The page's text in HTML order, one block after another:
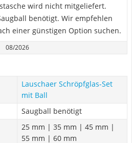
wird nicht mitgeliefert.
benötigt. Wir empfehlen
einer günstigen Option suchen.
08/2026
Lauschaer Schröpfglas-Set
mit Ball
Saugball benötigt
25 mm | 35 mm | 45 mm |
55 mm | 60 mm